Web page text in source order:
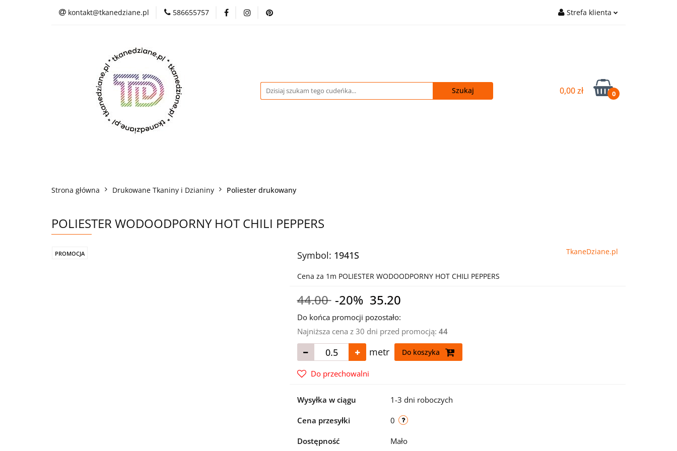
kontakt@tkanedziane.pl 586655757 Strefa klienta
0,00 zł 0
Rejestracja
Pikówki Tkaniny Estradowe Strona Główna
% LIKWIDACJA do -70% %
OUTLET
Strona główna Drukowane Tkaniny i Dzianiny Poliester drukowany
POLIESTER WODOODPORNY HOT CHILI PEPPERS
PROMOCJA Symbol: 1941S TkaneDziane.pl
Cena za 1m POLIESTER WODOODPORNY HOT CHILI PEPPERS
44.00 -20% 35.20
Do końca promocji pozostało:
Najniższa cena z 30 dni przed promocją: 44
metr Do koszyka
Do przechowalni
Wysyłka w ciągu 1-3 dni roboczych
Cena przesyłki 0
Dostępność Mało